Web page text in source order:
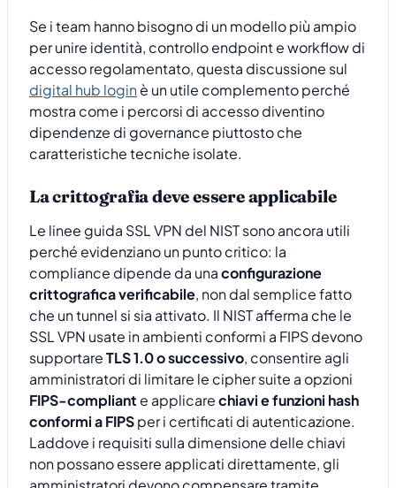
Se i team hanno bisogno di un modello più ampio
per unire identità, controllo endpoint e workflow di
accesso regolamentato, questa discussione sul
digital hub login è un utile complemento perché
mostra come i percorsi di accesso diventino
dipendenze di governance piuttosto che
caratteristiche tecniche isolate.
La crittografia deve essere applicabile
Le linee guida SSL VPN del NIST sono ancora utili
perché evidenziano un punto critico: la
compliance dipende da unaconfigurazione
crittografica verificabile, non dal semplice fatto
che un tunnel si sia attivato. Il NIST afferma che le
SSL VPN usate in ambienti conformi a FIPS devono
supportareTLS 1.0 o successivo, consentire agli
amministratori di limitare le cipher suite a opzioni
FIPS-compliant e applicarechiavi e funzioni hash
conformi a FIPSper i certificati di autenticazione.
Laddove i requisiti sulla dimensione delle chiavi
non possano essere applicati direttamente, gli